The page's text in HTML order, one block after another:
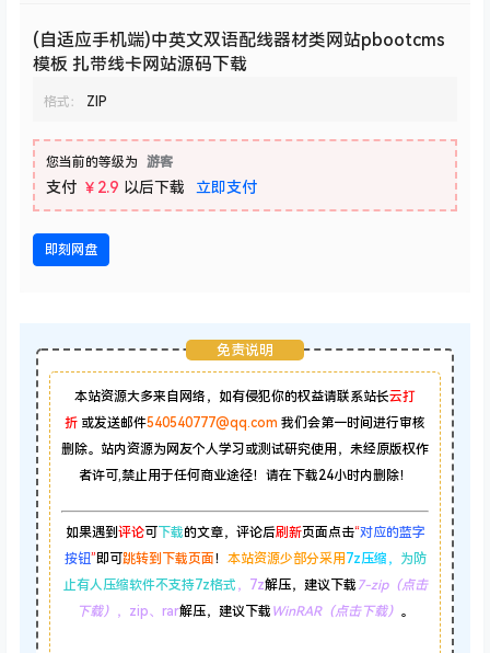
(自适应手机端)中英文双语配线器材类网站pbootcms
模板 扎带线卡网站源码下载
格式： ZIP
您当前的等级为 游客
支付 ￥2.9 以后下载 立即支付
即刻网盘
免责说明
本站资源大多来自网络，如有侵犯你的权益请联系站长云打
折 或发送邮件540540777@qq.com 我们会第一时间进行审核
删除。站内资源为网友个人学习或测试研究使用，未经原版权作
者许可,禁止用于任何商业途径！请在下载24小时内删除！
如果遇到评论可 下载的文章，评论后刷新页面点击“对应的蓝字
按钮”即可跳转到下载页面！ 本站资源少部分采用 7z压缩，
为防
止有人压缩软件不支持7z格式 ，7z解压，建议下载 7-zip（点击
下载） ，zip、rar解压，建议下载 WinRAR（点击下载） 。